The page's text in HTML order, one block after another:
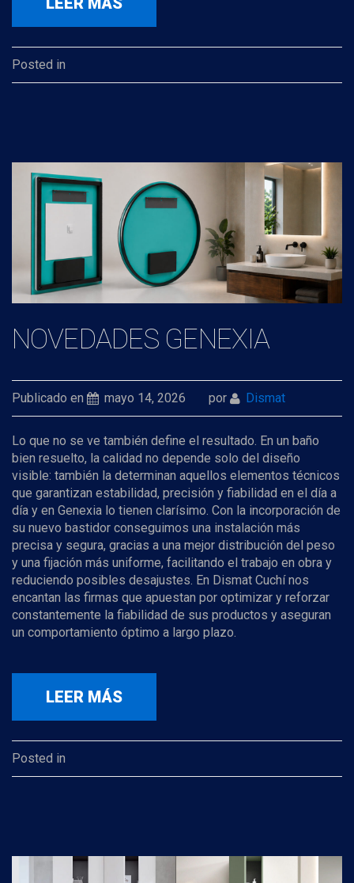
Posted in
NOVEDADES GENEXIA
Publicado en mayo 14, 2026 por Dismat
Lo que no se ve también define el resultado. En un baño
bien resuelto, la calidad no depende solo del diseño
visible: también la determinan aquellos elementos técnicos
que garantizan estabilidad, precisión y fiabilidad en el día a
día y en Genexia lo tienen clarísimo. Con la incorporación de
su nuevo bastidor conseguimos una instalación más
precisa y segura, gracias a una mejor distribución del peso
y una fijación más uniforme, facilitando el trabajo en obra y
reduciendo posibles desajustes. En Dismat Cuchí nos
encantan las firmas que apuestan por optimizar y reforzar
constantemente la fiabilidad de sus productos y aseguran
un comportamiento óptimo a largo plazo.
LEER MÁS
Posted in